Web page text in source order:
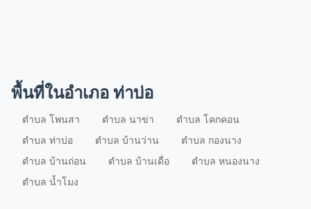
ตำบล
กองนาง
โคกคอน
ตำบล
พื้นที่ในอำเภอ ท่าบ่อ
ตำบล โพนสา ตำบล นาข่า
ตำบล โคกคอน
ตำบล ท่าบ่อ
ตำบล บ้านว่าน
ตำบล กองนาง
ตำบล บ้านถ่อน
ตำบล บ้านเดื่อ
ตำบล หนองนาง
ตำบล น้ำโมง